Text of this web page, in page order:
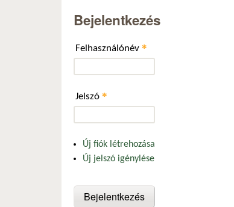
Bejelentkezés
Felhasználónév *
Jelszó *
Új fiók létrehozása
Új jelszó igénylése